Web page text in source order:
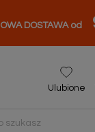
DOSTAWA od
Ulubione